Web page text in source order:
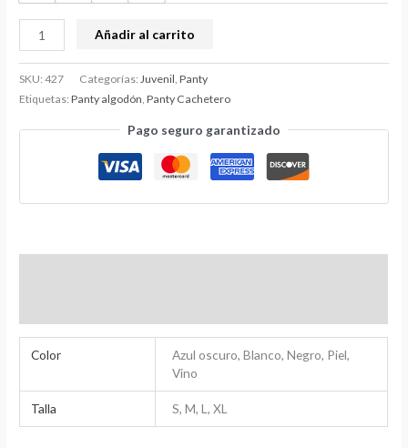
Añadir al carrito
SKU:427 Categorías:Juvenil,Panty
Etiquetas:Panty algodón,Panty Cachetero
Pago seguro garantizado
Color
Azul oscuro, Blanco, Negro, Piel,
Vino
Talla S, M, L, XL